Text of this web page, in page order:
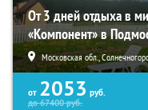
От 3 дней отдыха в
«Компонент» в
Московская обл.,
от 2053 руб.
до67400руб.